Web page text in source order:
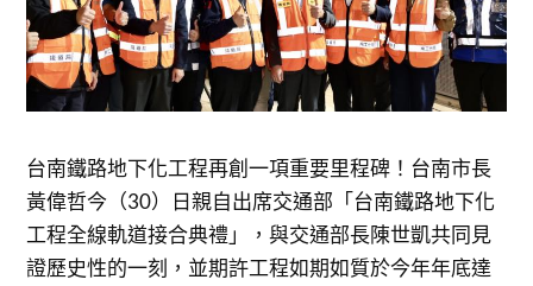
台南鐵路地下化工程再創一項重要里程碑！台南市長
黃偉哲今（30）日親自出席交通部「台南鐵路地下化
工程全線軌道接合典禮」，與交通部長陳世凱共同見
證歷史性的一刻，並期許工程如期如質於今年年底達